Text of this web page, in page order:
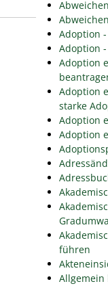
Adoption
Adoption
Adoption
Adoption
starke
Adoption
Adoption
führen
Allgemein